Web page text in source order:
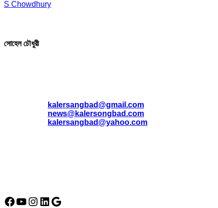
S Chowdhury
সোহেল চৌধুরী
kalersangbad@gmail.com
news@kalersongbad.com
kalersangbad@yahoo.com
Facebook
YouTube
Instagram
LinkedIn
Google